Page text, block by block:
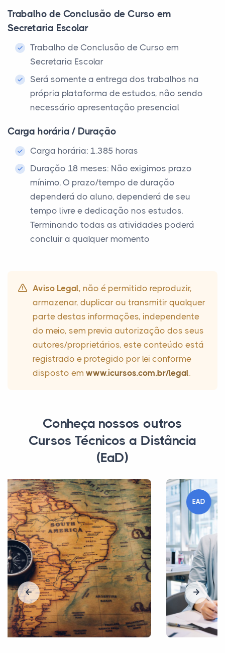
Trabalho de Conclusão de Curso em
Secretaria Escolar
Trabalho de Conclusão de Curso em
Secretaria Escolar
Será somente a entrega dos trabalhos na
própria plataforma de estudos, não sendo
necessário apresentação presencial
Carga horária / Duração
Carga horária: 1.385 horas
Duração 18 meses: Não exigimos prazo
mínimo. O prazo/tempo de duração
dependerá do aluno, dependerá de seu
tempo livre e dedicação nos estudos.
Terminando todas as atividades poderá
concluir a qualquer momento
Aviso Legal, não é permitido reproduzir,
armazenar, duplicar ou transmitir qualquer
parte destas informações, independente
do meio, sem previa autorização dos seus
autores/proprietários, este conteúdo está
registrado e protegido por lei conforme
disposto em www.icursos.com.br/legal.
Conheça nossos outros
Cursos Técnicos a Distância
(EaD)
EAD